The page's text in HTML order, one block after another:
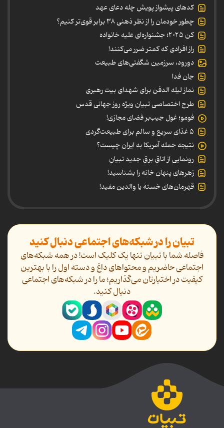
کدهای پیشواز پویش چله دعای عهد
چطور خودمان را از نظر ذهنی ۳۸ برابر قوی‌تر کنیم؟
کن ۲۰۲۵؛ جشنواره‌ای علیه خانواده
راز افرادی که کمتر ضرر می‌کنند!
دورود، سرزمین شگفتی‌های طبیعت
جان فدا
نماز لیله الدفن برای شهدای بیت رهبری
طرح اختصاصی تبیان ویژه روز جهانی قدس
فومو؛ غول جیب‌بر فضای مجازی!
۵ غذای سریع و سالم برای طبیعت‌گردی
نتیجه حمله آمریکا به ایران چیست؟
رونمایی از اتاق برق جدید تبیان
زهرهای پنهان خانه را بشناسید!
قهرمان‌های خسته یا والدین مفید!
تبیان را در شبکه‌های اجتماعی دنبال کنید
فاصله شما با تبیان تنها یک کلیک است! در همه شبکه‌های
اجتماعی حاضریم و محتواهای داغ و دسته اول را با بهترین
کیفیت در اختیارتان می‌گذاریم؛ ما را در شبکه‌های اجتماعی
دنیال کنید.